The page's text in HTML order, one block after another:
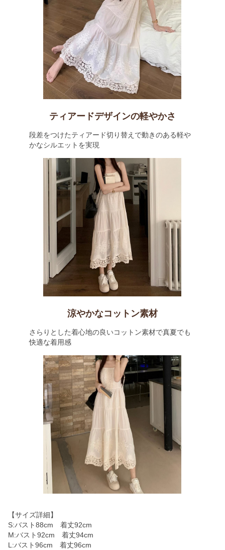
ティアードデザインの軽やかさ
段差をつけたティアード切り替えで動きのある軽や
かなシルエットを実現
涼やかなコットン素材
さらりとした着心地の良いコットン素材で真夏でも
快適な着用感
【サイズ詳細】
S:バスト88cm 着丈92cm
M:バスト92cm 着丈94cm
L:バスト96cm 着丈96cm